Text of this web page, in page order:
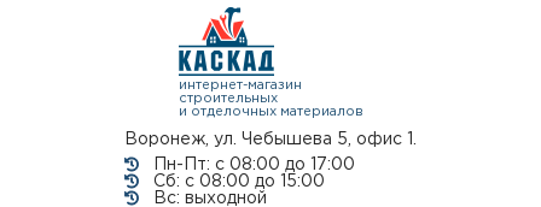
интернет-магазин
строительных
и отделочных материалов
Воронеж, ул. Чебышева 5, офис 1.
Пн-Пт: с 08:00 до 17:00
Сб: с 08:00 до 15:00
Вс: выходной